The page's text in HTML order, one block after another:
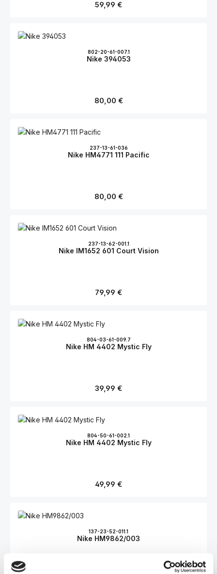
Regulärer Preis:
59,99 €
802-20-61-007.1
Nike 394053
Regulärer Preis:
80,00 €
237-13-61-036
Nike HM4771 111 Pacific
Regulärer Preis:
80,00 €
237-13-62-001.1
Nike IM1652 601 Court Vision
Regulärer Preis:
79,99 €
804-03-61-009.7
Nike HM 4402 Mystic Fly
Regulärer Preis:
39,99 €
804-50-61-002.1
Nike HM 4402 Mystic Fly
Regulärer Preis:
49,99 €
137-23-52-011.1
Nike HM9862/003